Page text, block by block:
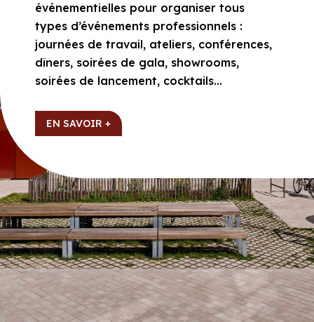
événementielles pour organiser tous
types d’événements professionnels :
journées de travail, ateliers, conférences,
dîners, soirées de gala, showrooms,
soirées de lancement, cocktails…
EN SAVOIR +